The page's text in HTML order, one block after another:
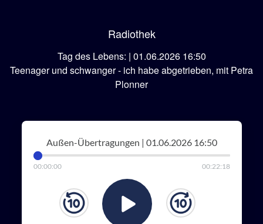
Radiothek
Tag des Lebens: | 01.06.2026 16:50
Teenager und schwanger - ich habe abgetrieben, mit Petra
Plonner
Außen-Übertragungen | 01.06.2026 16:50
00:00:00 00:22:18